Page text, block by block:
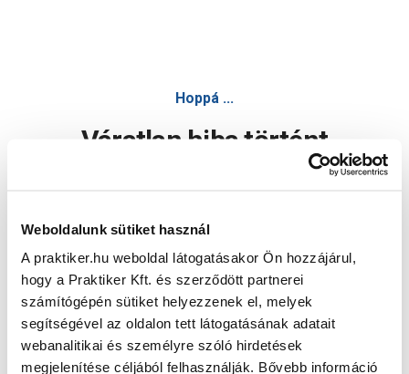
Weboldalunk sütiket használ
A praktiker.hu weboldal látogatásakor Ön hozzájárul,
hogy a Praktiker Kft. és szerződött partnerei
számítógépén sütiket helyezzenek el, melyek
segítségével az oldalon tett látogatásának adatait
webanalitikai és személyre szóló hirdetések
megjelenítése céljából felhasználják. Bővebb információ
Hoppá ...
Váratlan hiba történt
Oldal újratöltése